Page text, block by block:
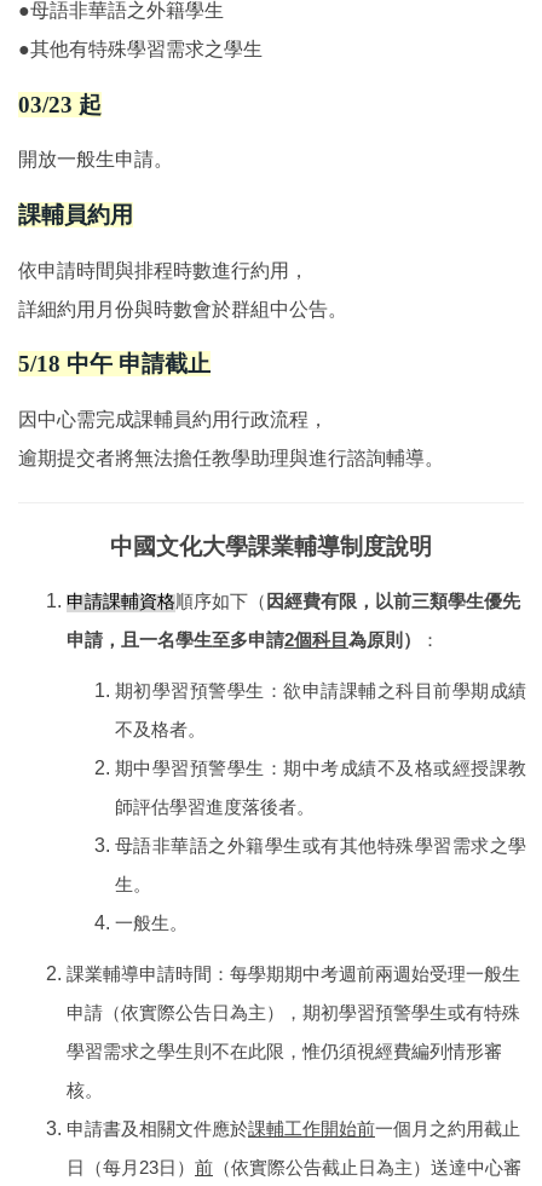
●母語非華語之外籍學生
●其他有特殊學習需求之學生
03/23 起
開放一般生申請。
課輔員約用
依申請時間與排程時數進行約用，
詳細約用月份與時數會於群組中公告。
5/18 中午 申請截止
因中心需完成課輔員約用行政流程，
逾期提交者將無法擔任教學助理與進行諮詢輔導。
中國文化大學課業輔導制度說明
申請課輔資格 順序如下（ 因經費有限，以前三類學生優先
申請，且一名學生至多申請2個科目 為原則） ：
期初學習預警學生：欲申請課輔之科目前學期成績
不及格者。
期中學習預警學生：期中考成績不及格或經授課教
師評估學習進度落後者。
母語非華語之外籍學生或有其他特殊學習需求之學
生。
一般生。
課業輔導申請時間：每學期期中考週前兩週始受理一般生
申請（依實際公告日為主），期初學習預警學生或有特殊
學習需求之學生則不在此限，惟仍須視經費編列情形審
核。
申請書及相關文件應於課輔工作開始前一個月之約用截止
日（每月23日） 前 （依實際公告截止日為主）送達中心審